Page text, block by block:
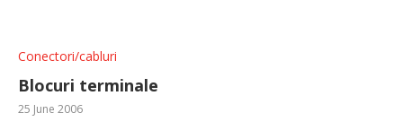
Conectori/cabluri
Blocuri terminale
25 June 2006